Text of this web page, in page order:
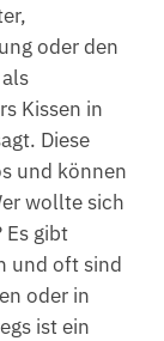
oder den
Kissen in
Diese
und können
wollte sich
gibt
und oft sind
oder in
ist ein